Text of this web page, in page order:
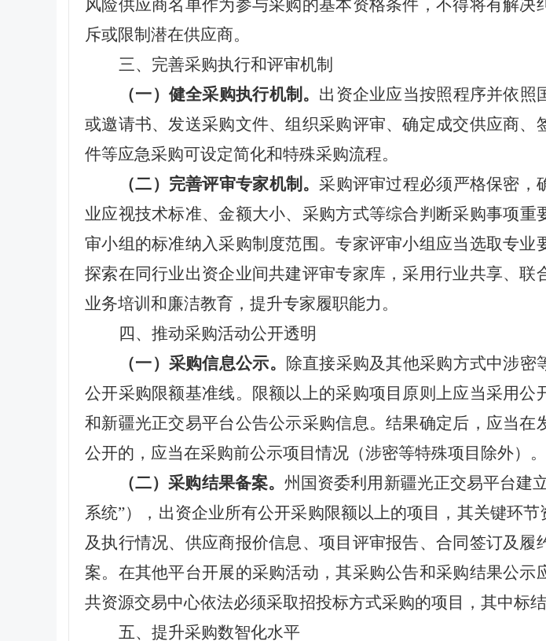
风险供应商名单作为参与采购的基本资格条件，不得将有解
斥或限制潜在供应商。
三、完善采购执行和评审机制
（一）健全采购执行机制。 出资企业应当按照程序并依照
或邀请书、发送采购文件、组织采购评审、确定成交供应商
件等应急采购可设定简化和特殊采购流程。
（二）完善评审专家机制。 采购评审过程必须严格保密，
业应视技术标准、金额大小、采购方式等综合判断采购事项
审小组的标准纳入采购制度范围。专家评审小组应当选取专业
探索在同行业出资企业间共建评审专家库，采用行业共享、联
业务培训和廉洁教育，提升专家履职能力。
四、推动采购活动公开透明
（一） 采购信息公示。 除直接采购及其他采购方式中涉
公开采购限额基准线。限额以上的采购项目原则上应当采用公
和新疆光正交易平台公告公示采购信息。结果确定后，应当
公开的，应当在采购前公示项目情况（涉密等特殊项目除外）。
（二）采购结果备案。 州国资委利用新疆光正交易平台建
系统”），出资企业所有公开采购限额以上的项目，其关键环
及执行情况、供应商报价信息、项目评审报告、合同签订及
案。在其他平台开展的采购活动，其采购公告和采购结果公
共资源交易中心依法必须采取招投标方式采购的项目，其中标
五、提升采购数智化水平